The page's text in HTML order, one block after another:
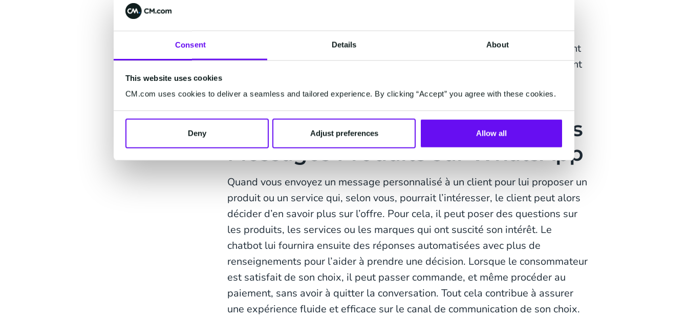
Consent Details About
This website uses cookies
CM.com uses cookies to deliver a seamless and tailored experience. By clicking “Accept” you agree with these cookies.
Deny Adjust preferences Allow all
habitudes d’achat de vos clients et que vous utilisez unchatbotpour leur
permettre d’acheter les produits qu’ils aiment rapidement, automatiquement
et efficacement, vous augmenterez vos taux de conversion. Vos clients seront
Anatomie et Fonctionnement des
Messages Produits sur WhatsApp
Quand vous envoyez un message personnalisé à un client pour lui proposer un
produit ou un service qui, selon vous, pourrait l’intéresser, le client peut alors
décider d’en savoir plus sur l’offre. Pour cela, il peut poser des questions sur
les produits, les services ou les marques qui ont suscité son intérêt. Le
chatbot lui fournira ensuite des réponses automatisées avec plus de
renseignements pour l’aider à prendre une décision. Lorsque le consommateur
est satisfait de son choix, il peut passer commande, et même procéder au
paiement, sans avoir à quitter la conversation. Tout cela contribue à assurer
une expérience fluide et efficace sur le canal de communication de son choix.